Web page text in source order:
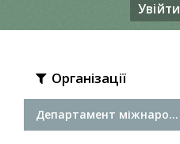
Увійти
Організації
Департамент міжнаро...